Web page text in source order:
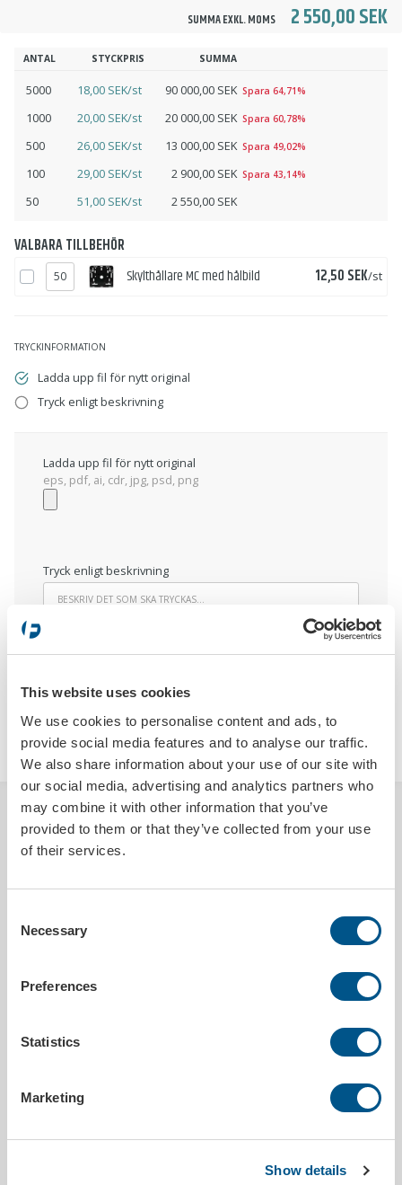
This website uses cookies
We use cookies to personalise content and ads, to
provide social media features and to analyse our traffic.
We also share information about your use of our site with
our social media, advertising and analytics partners who
may combine it with other information that you’ve
provided to them or that they’ve collected from your use
of their services.
Selection
Necessary
Preferences
Statistics
Marketing
Show details
SUMMA EXKL. MOMS 2 550,00 SEK
ANTAL STYCKPRIS SUMMA
5000 18,00 SEK/st 90 000,00 SEK Spara 64,71%
1000 20,00 SEK/st 20 000,00 SEK Spara 60,78%
500 26,00 SEK/st 13 000,00 SEK Spara 49,02%
100 29,00 SEK/st 2 900,00 SEK Spara 43,14%
50 51,00 SEK/st 2 550,00 SEK
VALBARA TILLBEHÖR
Skylthållare MC med hålbild
Pris
12,50 SEK/st
TRYCKINFORMATION
Ladda upp fil för nytt original
Tryck enligt beskrivning
Ladda upp fil för nytt original
eps, pdf, ai, cdr, jpg, psd, png
Tryck enligt beskrivning
LÄGG I VARUKORGEN
BESKRIVNING
En digitaltryckt reklamlist som ger ert unika tryck en 3D-känsla. Efter
torkning ger en elastisk och delvis självläkande yta som både
enkel att montera i nederkant på registreringsskylthållare. Passar till
PRODUKTDETALJER
10 arbetsdagar efter godkänt korrektur
Startkostnad 395 SEK (tillkommer på faktura)
Bredd